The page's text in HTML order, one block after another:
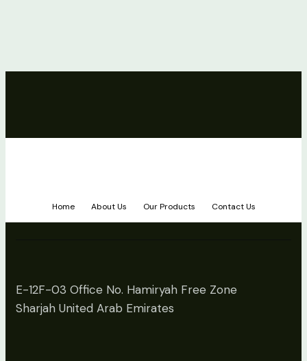
Home About Us Our Products Contact Us
E-12F-03 Office No. Hamiryah Free Zone
Sharjah United Arab Emirates